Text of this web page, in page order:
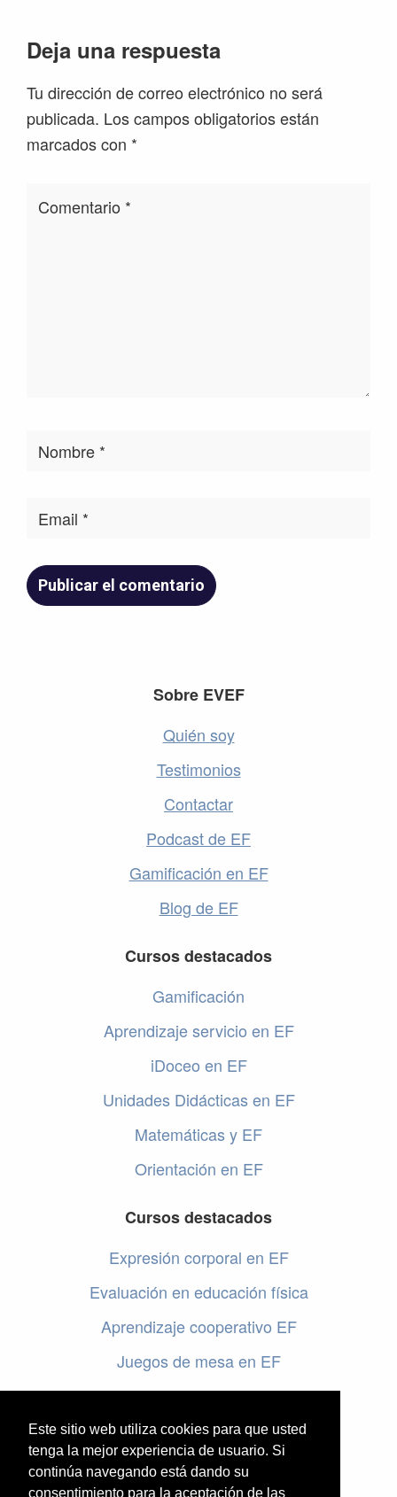
Este sitio web utiliza cookies para que usted
tenga la mejor experiencia de usuario. Si
continúa navegando está dando su
consentimiento para la aceptación de las
Interacciones
los
lectores
Deja una respuesta
Tu dirección de correo electrónico no será
publicada. Los campos obligatorios están
marcados con *
Sobre EVEF
Quién soy
Testimonios
Contactar
Podcast de EF
Gamificación en EF
Blog de EF
Cursos destacados
Gamificación
Aprendizaje servicio en EF
iDoceo en EF
Unidades Didácticas en EF
Matemáticas y EF
Orientación en EF
Cursos destacados
Expresión corporal en EF
Evaluación en educación física
Aprendizaje cooperativo EF
Juegos de mesa en EF
Programar en EF
Cursos online de educación física
Artículos destacados